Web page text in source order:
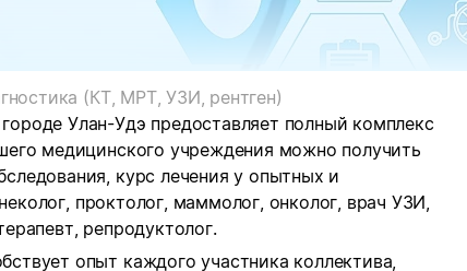
(КТ, МРТ, УЗИ, рентген)
Улан-Удэ предоставляет полный комплекс
медицинского учреждения можно получить
курс лечения у опытных и
проктолог, маммолог, онколог, врач УЗИ,
репродуктолог.
опыт каждого участника коллектива,